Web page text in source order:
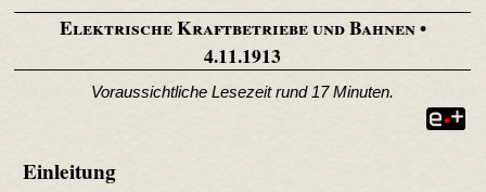
Elektrische Kraftbetriebe und Bahnen•
4.11.1913
Voraussichtliche Lesezeit rund 17 Minuten.
Einleitung